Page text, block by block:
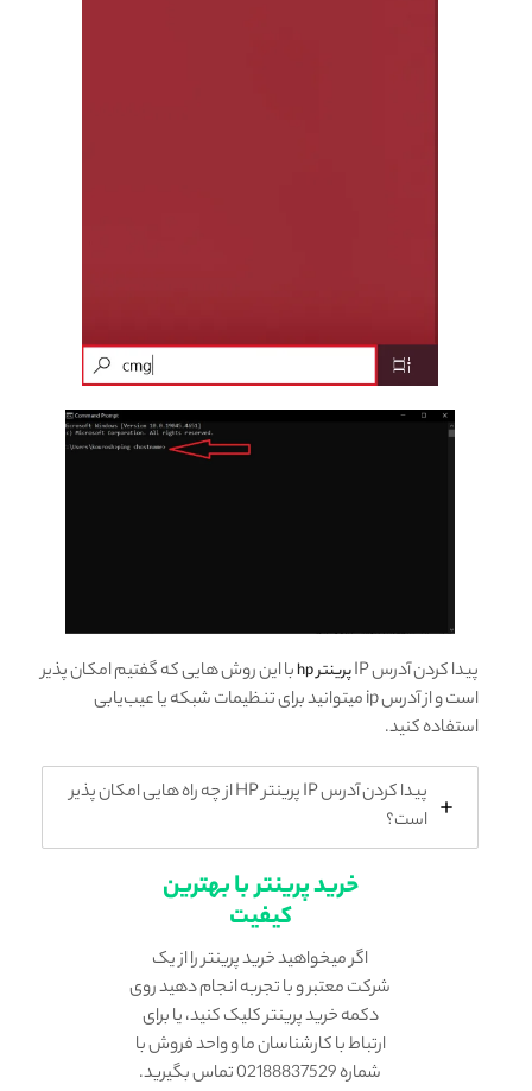
پیدا کردن آدرس IP پرینتر hp
با این روش هایی که گفتیم امکان پذیر
است و از آدرس ip میتوانید برای تنظیمات شبکه یا عیب‌یابی
استفاده کنید.
پیدا کردن آدرس IP پرینتر HP از چه راه هایی امکان پذیر
است؟
خرید پرینتر با بهترین
کیفیت
اگر میخواهید خرید پرینتر را از یک
شرکت معتبر و با تجربه انجام دهید روی
دکمه خرید پرینتر کلیک کنید، یا برای
ارتباط با کارشناسان ما و واحد فروش با
شماره 02188837529 تماس بگیرید.